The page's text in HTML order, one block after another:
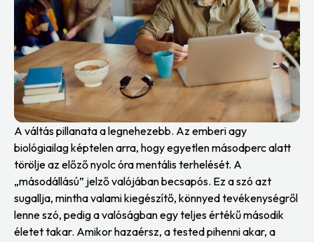
A váltás pillanata a legnehezebb. Az emberi agy
biológiailag képtelen arra, hogy egyetlen másodperc alatt
törölje az előző nyolc óra mentális terhelését. A
„másodállású” jelző valójában becsapós. Ez a szó azt
sugallja, mintha valami kiegészítő, könnyed tevékenységről
lenne szó, pedig a valóságban egy teljes értékű második
életet takar. Amikor hazaérsz, a tested pihenni akar, a